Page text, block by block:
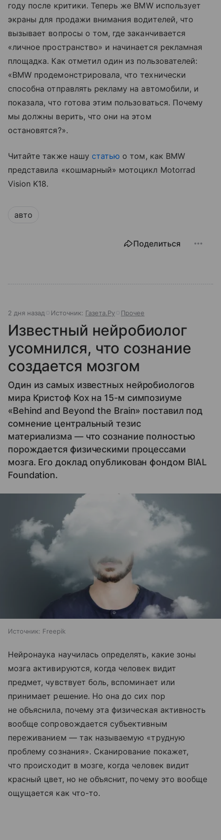
году после критики. Теперь же BMW использует
экраны для продажи внимания водителей, что
вызывает вопросы о том, где заканчивается
«личное пространство» и начинается рекламная
площадка. Как отметил один из пользователей:
«BMW продемонстрировала, что технически
способна отправлять рекламу на автомобили, и
показала, что готова этим пользоваться. Почему
мы должны верить, что они на этом
остановятся?».
Читайте также нашу статью о том, как BMW
представила «кошмарный» мотоцикл Motorrad
Vision K18.
авто
Поделиться
2 дня назад Источник: Газета.Ру Прочее
Известный нейробиолог
усомнился, что сознание
создается мозгом
Один из самых известных нейробиологов
мира Кристоф Кох на 15-м симпозиуме
«Behind and Beyond the Brain» поставил под
сомнение центральный тезис
материализма — что сознание полностью
порождается физическими процессами
мозга. Его доклад опубликован фондом BIAL
Foundation.
Источник: Freepik
Нейронаука научилась определять, какие зоны
мозга активируются, когда человек видит
предмет, чувствует боль, вспоминает или
принимает решение. Но она до сих пор
не объяснила, почему эта физическая активность
вообще сопровождается субъективным
переживанием — так называемую «трудную
проблему сознания». Сканирование покажет,
что происходит в мозге, когда человек видит
красный цвет, но не объяснит, почему это вообще
ощущается как что-то.